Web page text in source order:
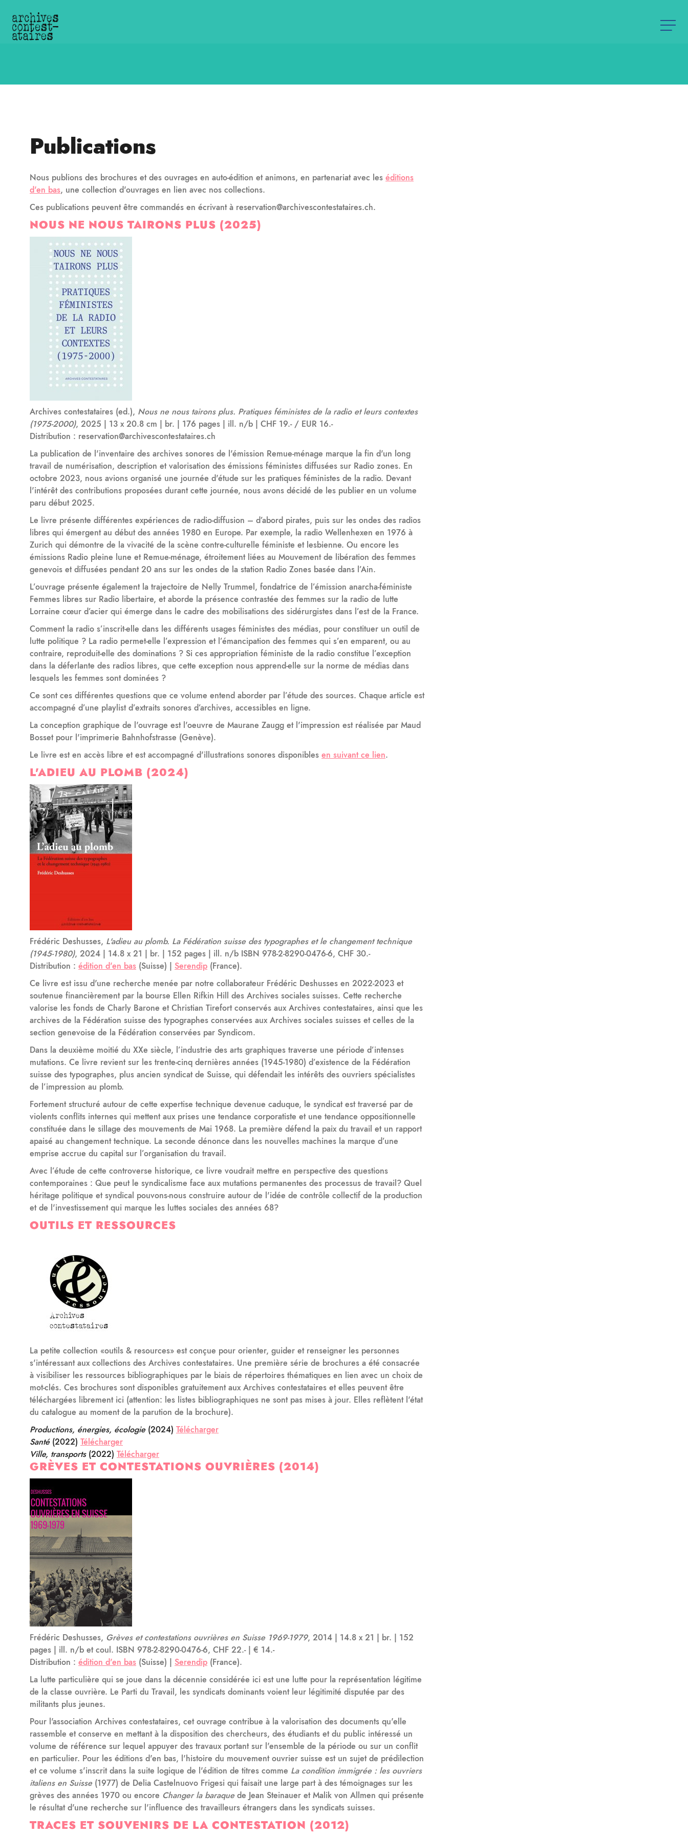
Publications
Nous publions des brochures et des ouvrages en auto-édition et animons, en partenariat avec les éditions
d'en bas, une collection d'ouvrages en lien avec nos collections.
Ces publications peuvent être commandés en écrivant à reservation@archivescontestataires.ch.
NOUS NE NOUS TAIRONS PLUS (2025)
Archives contestataires (ed.), Nous ne nous tairons plus. Pratiques féministes de la radio et leurs contextes
(1975-2000), 2025 | 13 x 20.8 cm | br. | 176 pages | ill. n/b | CHF 19.- / EUR 16.-
Distribution : reservation@archivescontestataires.ch
La publication de l'inventaire des archives sonores de l'émission Remue-ménage marque la fin d'un long
travail de numérisation, description et valorisation des émissions féministes diffusées sur Radio zones. En
octobre 2023, nous avions organisé une journée d'étude sur les pratiques féministes de la radio. Devant
l'intérêt des contributions proposées durant cette journée, nous avons décidé de les publier en un volume
paru début 2025.
Le livre présente différentes expériences de radio-diffusion – d’abord pirates, puis sur les ondes des radios
libres qui émergent au début des années 1980 en Europe. Par exemple, la radio Wellenhexen en 1976 à
Zurich qui démontre de la vivacité de la scène contre-culturelle féministe et lesbienne. Ou encore les
émissions Radio pleine lune et Remue-ménage, étroitement liées au Mouvement de libération des femmes
genevois et diffusées pendant 20 ans sur les ondes de la station Radio Zones basée dans l’Ain.
L’ouvrage présente également la trajectoire de Nelly Trummel, fondatrice de l’émission anarcha-féministe
Femmes libres sur Radio libertaire, et aborde la présence contrastée des femmes sur la radio de lutte
Lorraine cœur d’acier qui émerge dans le cadre des mobilisations des sidérurgistes dans l’est de la France.
Comment la radio s’inscrit-elle dans les différents usages féministes des médias, pour constituer un outil de
lutte politique ? La radio permet-elle l’expression et l’émancipation des femmes qui s’en emparent, ou au
contraire, reproduit-elle des dominations ? Si ces appropriation féministe de la radio constitue l’exception
dans la déferlante des radios libres, que cette exception nous apprend-elle sur la norme de médias dans
lesquels les femmes sont dominées ?
Ce sont ces différentes questions que ce volume entend aborder par l’étude des sources. Chaque article est
accompagné d’une playlist d’extraits sonores d’archives, accessibles en ligne.
La conception graphique de l'ouvrage est l'oeuvre de Maurane Zaugg et l'impression est réalisée par Maud
Bosset pour l'imprimerie Bahnhofstrasse (Genève).
Le livre est en accès libre et est accompagné d'illustrations sonores disponibles en suivant ce lien.
L'ADIEU AU PLOMB (2024)
Frédéric Deshusses, L'adieu au plomb. La Fédération suisse des typographes et le changement technique
(1945-1980), 2024 | 14.8 x 21 | br. | 152 pages | ill. n/b ISBN 978-2-8290-0476-6, CHF 30.-
Distribution : édition d'en bas (Suisse) | Serendip (France).
Ce livre est issu d'une recherche menée par notre collaborateur Frédéric Deshusses en 2022-2023 et
soutenue financièrement par la bourse Ellen Rifkin Hill des Archives sociales suisses. Cette recherche
valorise les fonds de Charly Barone et Christian Tirefort conservés aux Archives contestataires, ainsi que les
archives de la Fédération suisse des typographes conservées aux Archives sociales suisses et celles de la
section genevoise de la Fédération conservées par Syndicom.
Dans la deuxième moitié du XXe siècle, l’industrie des arts graphiques traverse une période d’intenses
mutations. Ce livre revient sur les trente-cinq dernières années (1945-1980) d’existence de la Fédération
suisse des typographes, plus ancien syndicat de Suisse, qui défendait les intérêts des ouvriers spécialistes
de l’impression au plomb.
Fortement structuré autour de cette expertise technique devenue caduque, le syndicat est traversé par de
violents conflits internes qui mettent aux prises une tendance corporatiste et une tendance oppositionnelle
constituée dans le sillage des mouvements de Mai 1968. La première défend la paix du travail et un rapport
apaisé au changement technique. La seconde dénonce dans les nouvelles machines la marque d’une
emprise accrue du capital sur l’organisation du travail.
Avec l’étude de cette controverse historique, ce livre voudrait mettre en perspective des questions
contemporaines : Que peut le syndicalisme face aux mutations permanentes des processus de travail? Quel
héritage politique et syndical pouvons-nous construire autour de l'idée de contrôle collectif de la production
et de l'investissement qui marque les luttes sociales des années 68?
OUTILS ET RESSOURCES
La petite collection «outils & resources» est conçue pour orienter, guider et renseigner les personnes
s'intéressant aux collections des Archives contestataires. Une première série de brochures a été consacrée
à visibiliser les ressources bibliographiques par le biais de répertoires thématiques en lien avec un choix de
mot-clés. Ces brochures sont disponibles gratuitement aux Archives contestataires et elles peuvent être
téléchargées librement ici (attention: les listes bibliographiques ne sont pas mises à jour. Elles reflètent l'état
du catalogue au moment de la parution de la brochure).
Productions, énergies, écologie(2024) Télécharger
Santé(2022) Télécharger
Ville, transports(2022) Télécharger
GRÈVES ET CONTESTATIONS OUVRIÈRES (2014)
Frédéric Deshusses, Grèves et contestations ouvrières en Suisse 1969-1979, 2014 | 14.8 x 21 | br. | 152
pages | ill. n/b et coul. ISBN 978-2-8290-0476-6, CHF 22.- | € 14.-
Distribution : édition d'en bas (Suisse) | Serendip (France).
La lutte particulière qui se joue dans la décennie considérée ici est une lutte pour la représentation légitime
de la classe ouvrière. Le Parti du Travail, les syndicats dominants voient leur légitimité disputée par des
militants plus jeunes.
Pour l'association Archives contestataires, cet ouvrage contribue à la valorisation des documents qu'elle
rassemble et conserve en mettant à la disposition des chercheurs, des étudiants et du public intéressé un
volume de référence sur lequel appuyer des travaux portant sur l'ensemble de la période ou sur un conflit
en particulier. Pour les éditions d'en bas, l'histoire du mouvement ouvrier suisse est un sujet de prédilection
et ce volume s'inscrit dans la suite logique de l'édition de titres comme La condition immigrée : les ouvriers
italiens en Suisse (1977) de Delia Castelnuovo Frigesi qui faisait une large part à des témoignages sur les
grèves des années 1970 ou encore Changer la baraque de Jean Steinauer et Malik von Allmen qui présente
le résultat d'une recherche sur l'influence des travailleurs étrangers dans les syndicats suisses.
TRACES ET SOUVENIRS DE LA CONTESTATION (2012)